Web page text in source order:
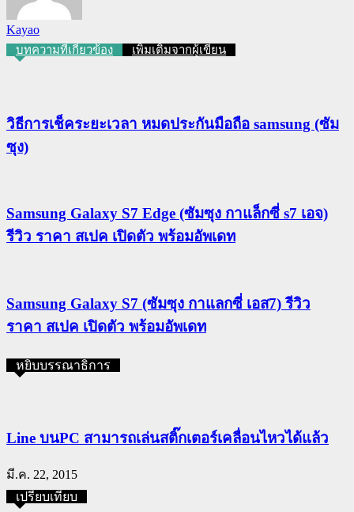
Kayao
บทความที่เกี่ยวข้อง เพิ่มเติมจากผู้เขียน
วิธีการเช็คระยะเวลา หมดประกันมือถือ samsung (ซัม
ซุง)
Samsung Galaxy S7 Edge (ซัมซุง กาแล็กซี่ s7 เอจ)
รีวิว ราคา สเปค เปิดตัว พร้อมอัพเดท
Samsung Galaxy S7 (ซัมซุง กาแลกซี่ เอส7) รีวิว
ราคา สเปค เปิดตัว พร้อมอัพเดท
หยิบบรรณาธิการ
Line บนPC สามารถเล่นสติ๊กเตอร์เคลื่อนไหวได้แล้ว
มี.ค. 22, 2015
เปรียบเทียบ